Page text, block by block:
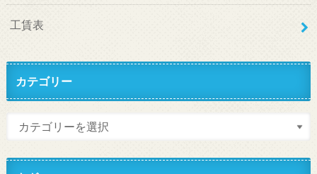
工賃表
カテゴリー